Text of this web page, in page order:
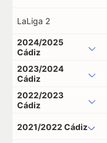
LaLiga 2
2024/2025
Cádiz
2023/2024
Cádiz
2022/2023
Cádiz
2021/2022 Cádiz